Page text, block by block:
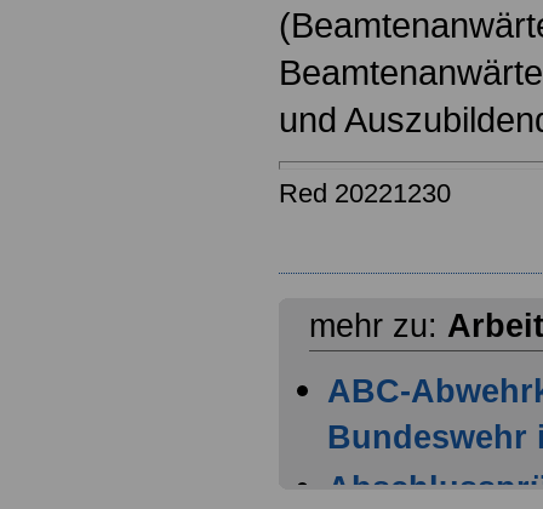
und
Red 20221230
mehr zu:
ABC-
Bundeswehr